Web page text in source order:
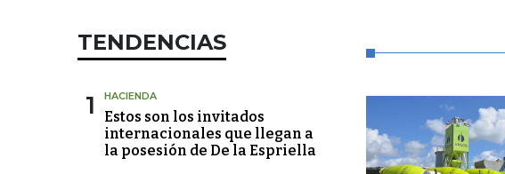
TENDENCIAS
1 HACIENDA
Estos son los invitados
internacionales que llegan a
la posesión de De la Espriella